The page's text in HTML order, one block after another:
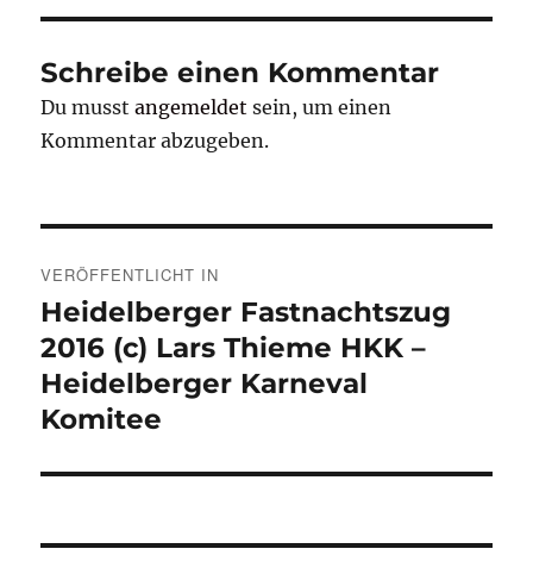
Schreibe einen Kommentar
Du musstangemeldet sein, um einen
Kommentar abzugeben.
VERÖFFENTLICHT IN
Heidelberger Fastnachtszug
2016 (c) Lars Thieme HKK –
Heidelberger Karneval
Komitee